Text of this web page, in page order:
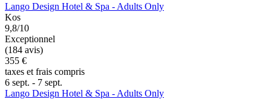
Lango Design Hotel & Spa - Adults Only
Kos
9,8/10
Exceptionnel
(184 avis)
355 €
taxes et frais compris
6 sept. - 7 sept.
Lango Design Hotel & Spa - Adults Only